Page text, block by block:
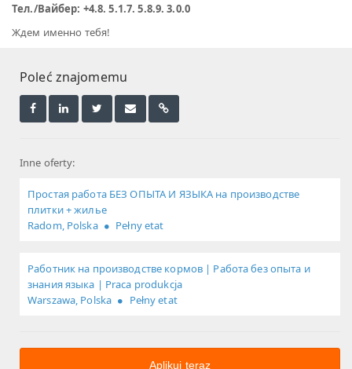
Teл./Вайбер: +4.8. 5.1.7. 5.8.9. 3.0.0
Ждем именно тебя!
Poleć znajomemu
Inne oferty:
Простая работа БЕЗ ОПЫТА И ЯЗЫКА на производстве
плитки + жилье
Radom, Polska
Pełny etat
Работник на производстве кормов | Работа без опыта и
знания языка | Praca produkcja
Warszawa, Polska
Pełny etat
Aplikuj teraz